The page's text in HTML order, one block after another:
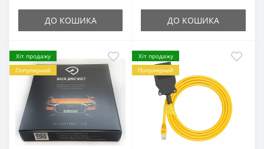
ДО КОШИКА ДО КОШИКА
Хіт продажу
Популярний
Хіт продажу
Популярний